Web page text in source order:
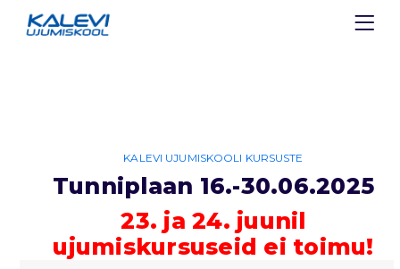
KALEVI UJUMISKOOLI KURSUSTE
Tunniplaan 16.-30.06.2025
23. ja 24. juunil
ujumiskursuseid ei toimu!